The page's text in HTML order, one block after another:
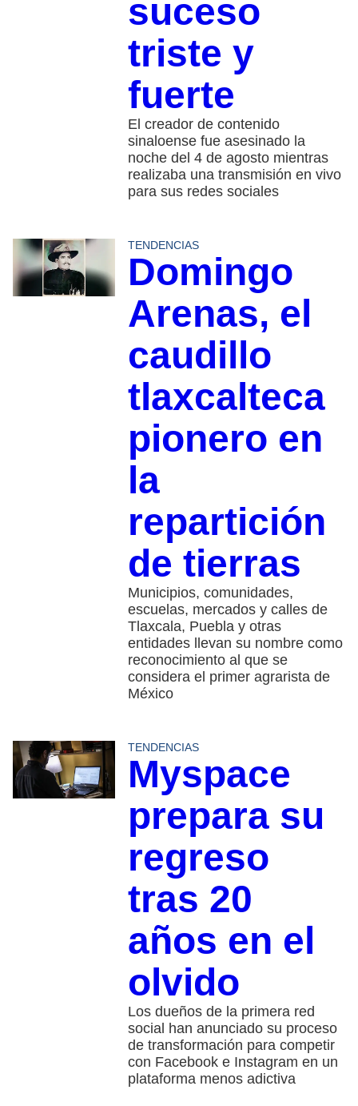
suceso
triste y
fuerte
El creador de contenido
sinaloense fue asesinado la
noche del 4 de agosto mientras
realizaba una transmisión en vivo
para sus redes sociales
TENDENCIAS
Domingo
Arenas, el
caudillo
tlaxcalteca
pionero en
la
repartición
de tierras
Municipios, comunidades,
escuelas, mercados y calles de
Tlaxcala, Puebla y otras
entidades llevan su nombre como
reconocimiento al que se
considera el primer agrarista de
México
TENDENCIAS
Myspace
prepara su
regreso
tras 20
años en el
olvido
Los dueños de la primera red
social han anunciado su proceso
de transformación para competir
con Facebook e Instagram en un
plataforma menos adictiva